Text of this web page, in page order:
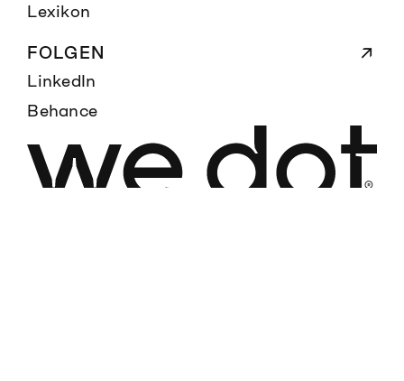
Lexikon
FOLGEN
LinkedIn
Behance